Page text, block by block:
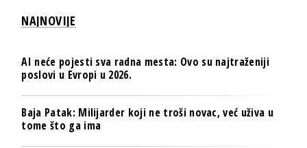
NAJNOVIJE
AI neće pojesti sva radna mesta: Ovo su najtraženiji
poslovi u Evropi u 2026.
Baja Patak: Milijarder koji ne troši novac, već uživa u
tome što ga ima